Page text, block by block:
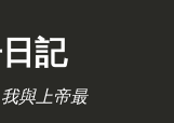
記
與上帝最